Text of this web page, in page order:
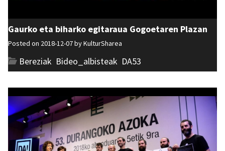
Gaurko eta biharko egitaraua Gogoetaren Plazan
Posted on 2018-12-07 byKulturSharea
Bereziak Bideo_albisteak DA53